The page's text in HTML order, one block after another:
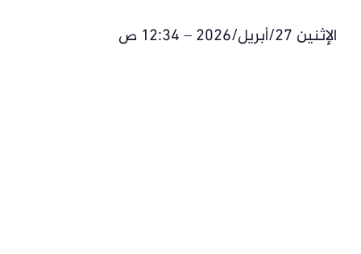
الإثنين 27/أبريل/2026 – 12:34 ص